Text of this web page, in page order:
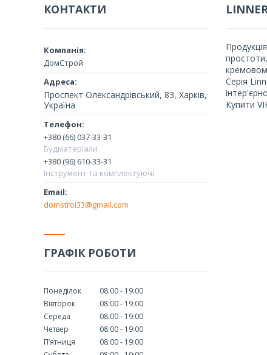
Серія
Купити
КОНТАКТИ
ДомСтрой
Проспект Олександрівський, 83, Харків,
Україна
+380 (66) 037-33-31
Будматеріали
+380 (96) 610-33-31
Інструмент та комплектуючі
domstroi33@gmail.com
ГРАФІК РОБОТИ
Понеділок 08:00
19:00
Вівторок
08:00
19:00
Середа
08:00
19:00
Четвер
08:00
19:00
Пʼятниця
08:00
19:00